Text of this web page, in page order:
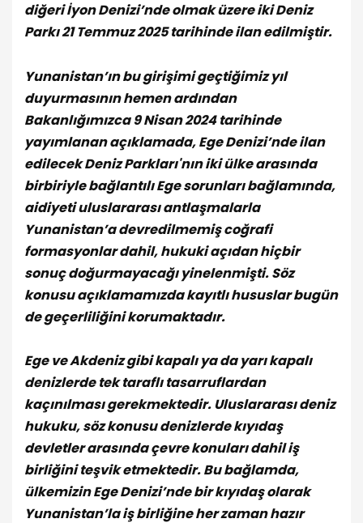
diğeri İyon Denizi’nde olmak üzere iki Deniz
Parkı 21 Temmuz 2025 tarihinde ilan edilmiştir.
Yunanistan’ın bu girişimi geçtiğimiz yıl
duyurmasının hemen ardından
Bakanlığımızca 9 Nisan 2024 tarihinde
yayımlanan açıklamada, Ege Denizi’nde ilan
edilecek Deniz Parkları'nın iki ülke arasında
birbiriyle bağlantılı Ege sorunları bağlamında,
aidiyeti uluslararası antlaşmalarla
Yunanistan’a devredilmemiş coğrafi
formasyonlar dahil, hukuki açıdan hiçbir
sonuç doğurmayacağı yinelenmişti. Söz
konusu açıklamamızda kayıtlı hususlar bugün
de geçerliliğini korumaktadır.
Ege ve Akdeniz gibi kapalı ya da yarı kapalı
denizlerde tek taraflı tasarruflardan
kaçınılması gerekmektedir. Uluslararası deniz
hukuku, söz konusu denizlerde kıyıdaş
devletler arasında çevre konuları dahil iş
birliğini teşvik etmektedir. Bu bağlamda,
ülkemizin Ege Denizi’nde bir kıyıdaş olarak
Yunanistan’la iş birliğine her zaman hazır